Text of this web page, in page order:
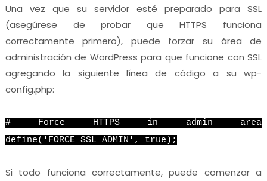
Una vez que su servidor esté preparado para SSL
(asegúrese de probar que HTTPS funciona
correctamente primero), puede forzar su área de
administración de WordPress para que funcione con SSL
agregando la siguiente línea de código a su wp-
config.php:
# Force HTTPS in admin area
define('FORCE_SSL_ADMIN', true);
Si todo funciona correctamente, puede comenzar a